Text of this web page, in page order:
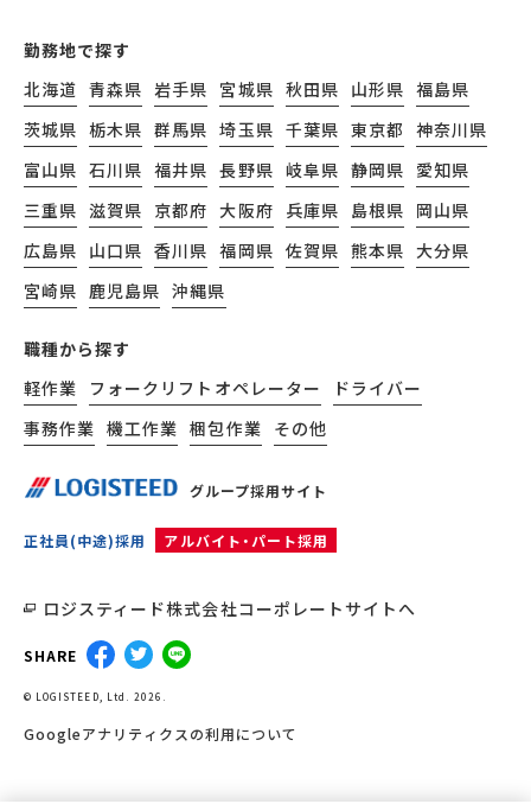
グループ採用サイト
正社員(中途)採用 アルバイト・パート採用
ロジスティード株式会社コーポレートサイトへ
SHARE
© LOGISTEED, Ltd. 2026.
Googleアナリティクスの利用について
勤務地で探す
北海道 青森県 岩手県 宮城県 秋田県 山形県 福島県
茨城県 栃木県 群馬県 埼玉県 千葉県 東京都 神奈川県
富山県 石川県 福井県 長野県 岐阜県 静岡県 愛知県
三重県 滋賀県 京都府 大阪府 兵庫県 島根県 岡山県
広島県 山口県 香川県 福岡県 佐賀県 熊本県 大分県
宮崎県 鹿児島県 沖縄県
職種から探す
軽作業
フォークリフトオペレーター
ドライバー
事務作業 機工作業 梱包作業 その他